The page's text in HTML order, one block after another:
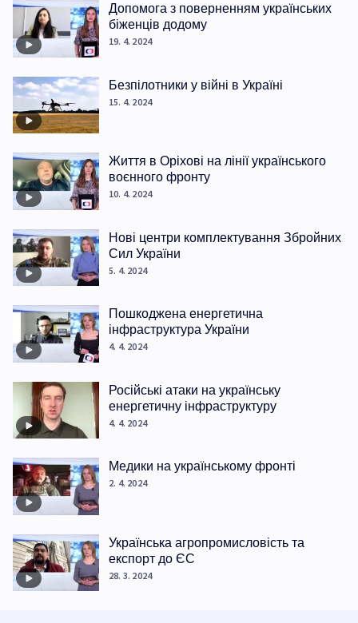
Допомога з поверненням українських
біженців додому
19. 4. 2024
Безпілотники у війні в Україні
15. 4. 2024
Життя в Оріхові на лінії українського
воєнного фронту
10. 4. 2024
Нові центри комплектування Збройних
Сил України
5. 4. 2024
Пошкоджена енергетична
інфраструктура України
4. 4. 2024
Російські атаки на українську
енергетичну інфраструктуру
4. 4. 2024
Медики на українському фронті
2. 4. 2024
Українська агропромисловість та
експорт до ЄС
28. 3. 2024